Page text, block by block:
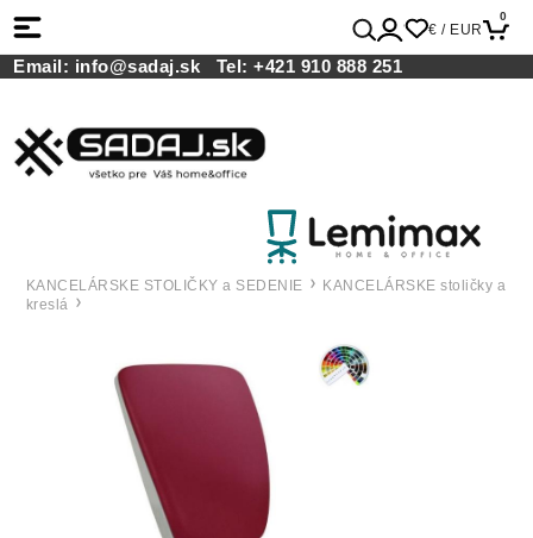
€ / EUR
0
Email: info@sadaj.sk Tel:+421 910 888 251
KANCELÁRSKE STOLIČKY a SEDENIE
KANCELÁRSKE stoličky a
kreslá